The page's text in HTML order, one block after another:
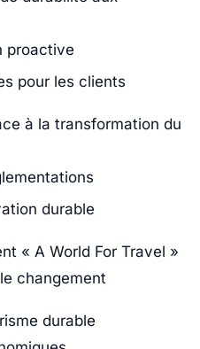
proactive
pour les clients
à la transformation du
durable
« A World For Travel »
changement
durable